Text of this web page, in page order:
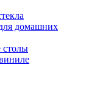
домашних
столы